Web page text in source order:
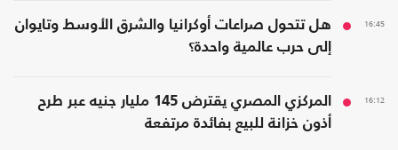
16:45
هل تتحول صراعات أوكرانيا والشرق الأوسط وتايوان
إلى حرب عالمية واحدة؟
16:12
المركزي المصري يقترض 145 مليار جنيه عبر طرح
أذون خزانة للبيع بفائدة مرتفعة